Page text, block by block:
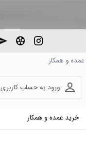
و همکار
ورود به حساب کاربری
خرید عمده و همکار